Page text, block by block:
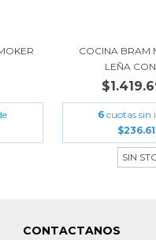
COCINA BRAM
LEÑA
6 cuotas sin
SIN
CONTACTANOS